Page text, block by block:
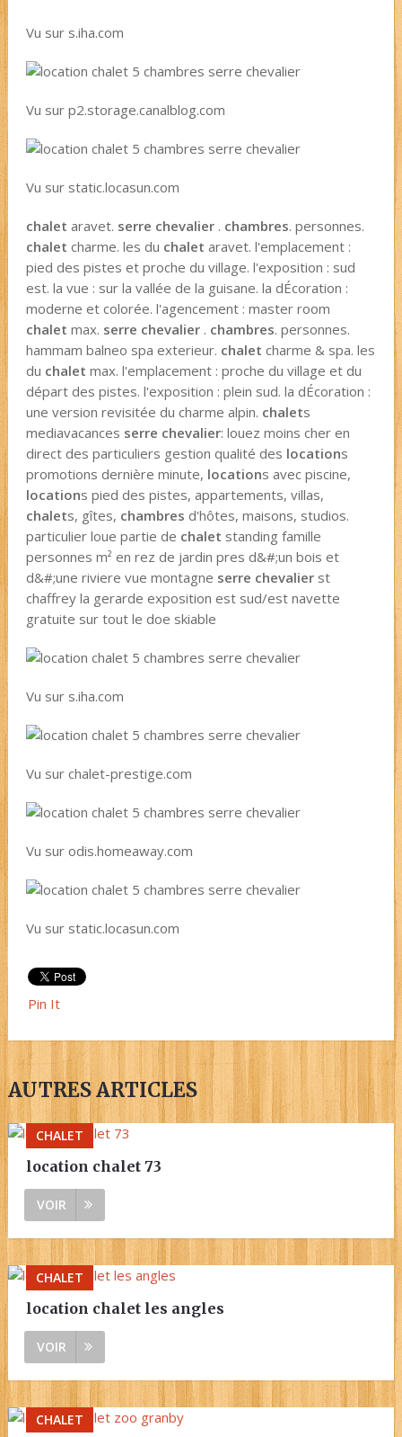
Vu sur s.iha.com
Vu sur p2.storage.canalblog.com
Vu sur static.locasun.com
chalet aravet. serre chevalier. chambres. personnes.
chalet charme. les du chalet aravet. l'emplacement :
pied des pistes et proche du village. l'exposition : sud
est. la vue : sur la vallée de la guisane. la dÉcoration :
moderne et colorée. l'agencement : master room
chalet max. serre chevalier. chambres. personnes.
hammam balneo spa exterieur. chalet charme & spa. les
du chalet max. l'emplacement : proche du village et du
départ des pistes. l'exposition : plein sud. la dÉcoration :
une version revisitée du charme alpin. chalets
mediavacances serre chevalier: louez moins cher en
direct des particuliers gestion qualité des locations
promotions dernière minute, locations avec piscine,
locations pied des pistes, appartements, villas,
chalets, gîtes, chambres d'hôtes, maisons, studios.
particulier loue partie de chalet standing famille
personnes m² en rez de jardin pres d&#;un bois et
d&#;une riviere vue montagne serre chevalierst
chaffrey la gerarde exposition est sud/est navette
gratuite sur tout le doe skiable
Vu sur s.iha.com
Vu sur chalet-prestige.com
Vu sur odis.homeaway.com
Vu sur static.locasun.com
Pin It
AUTRES ARTICLES
CHALET
location chalet 73
VOIR
CHALET
location chalet les angles
VOIR
CHALET